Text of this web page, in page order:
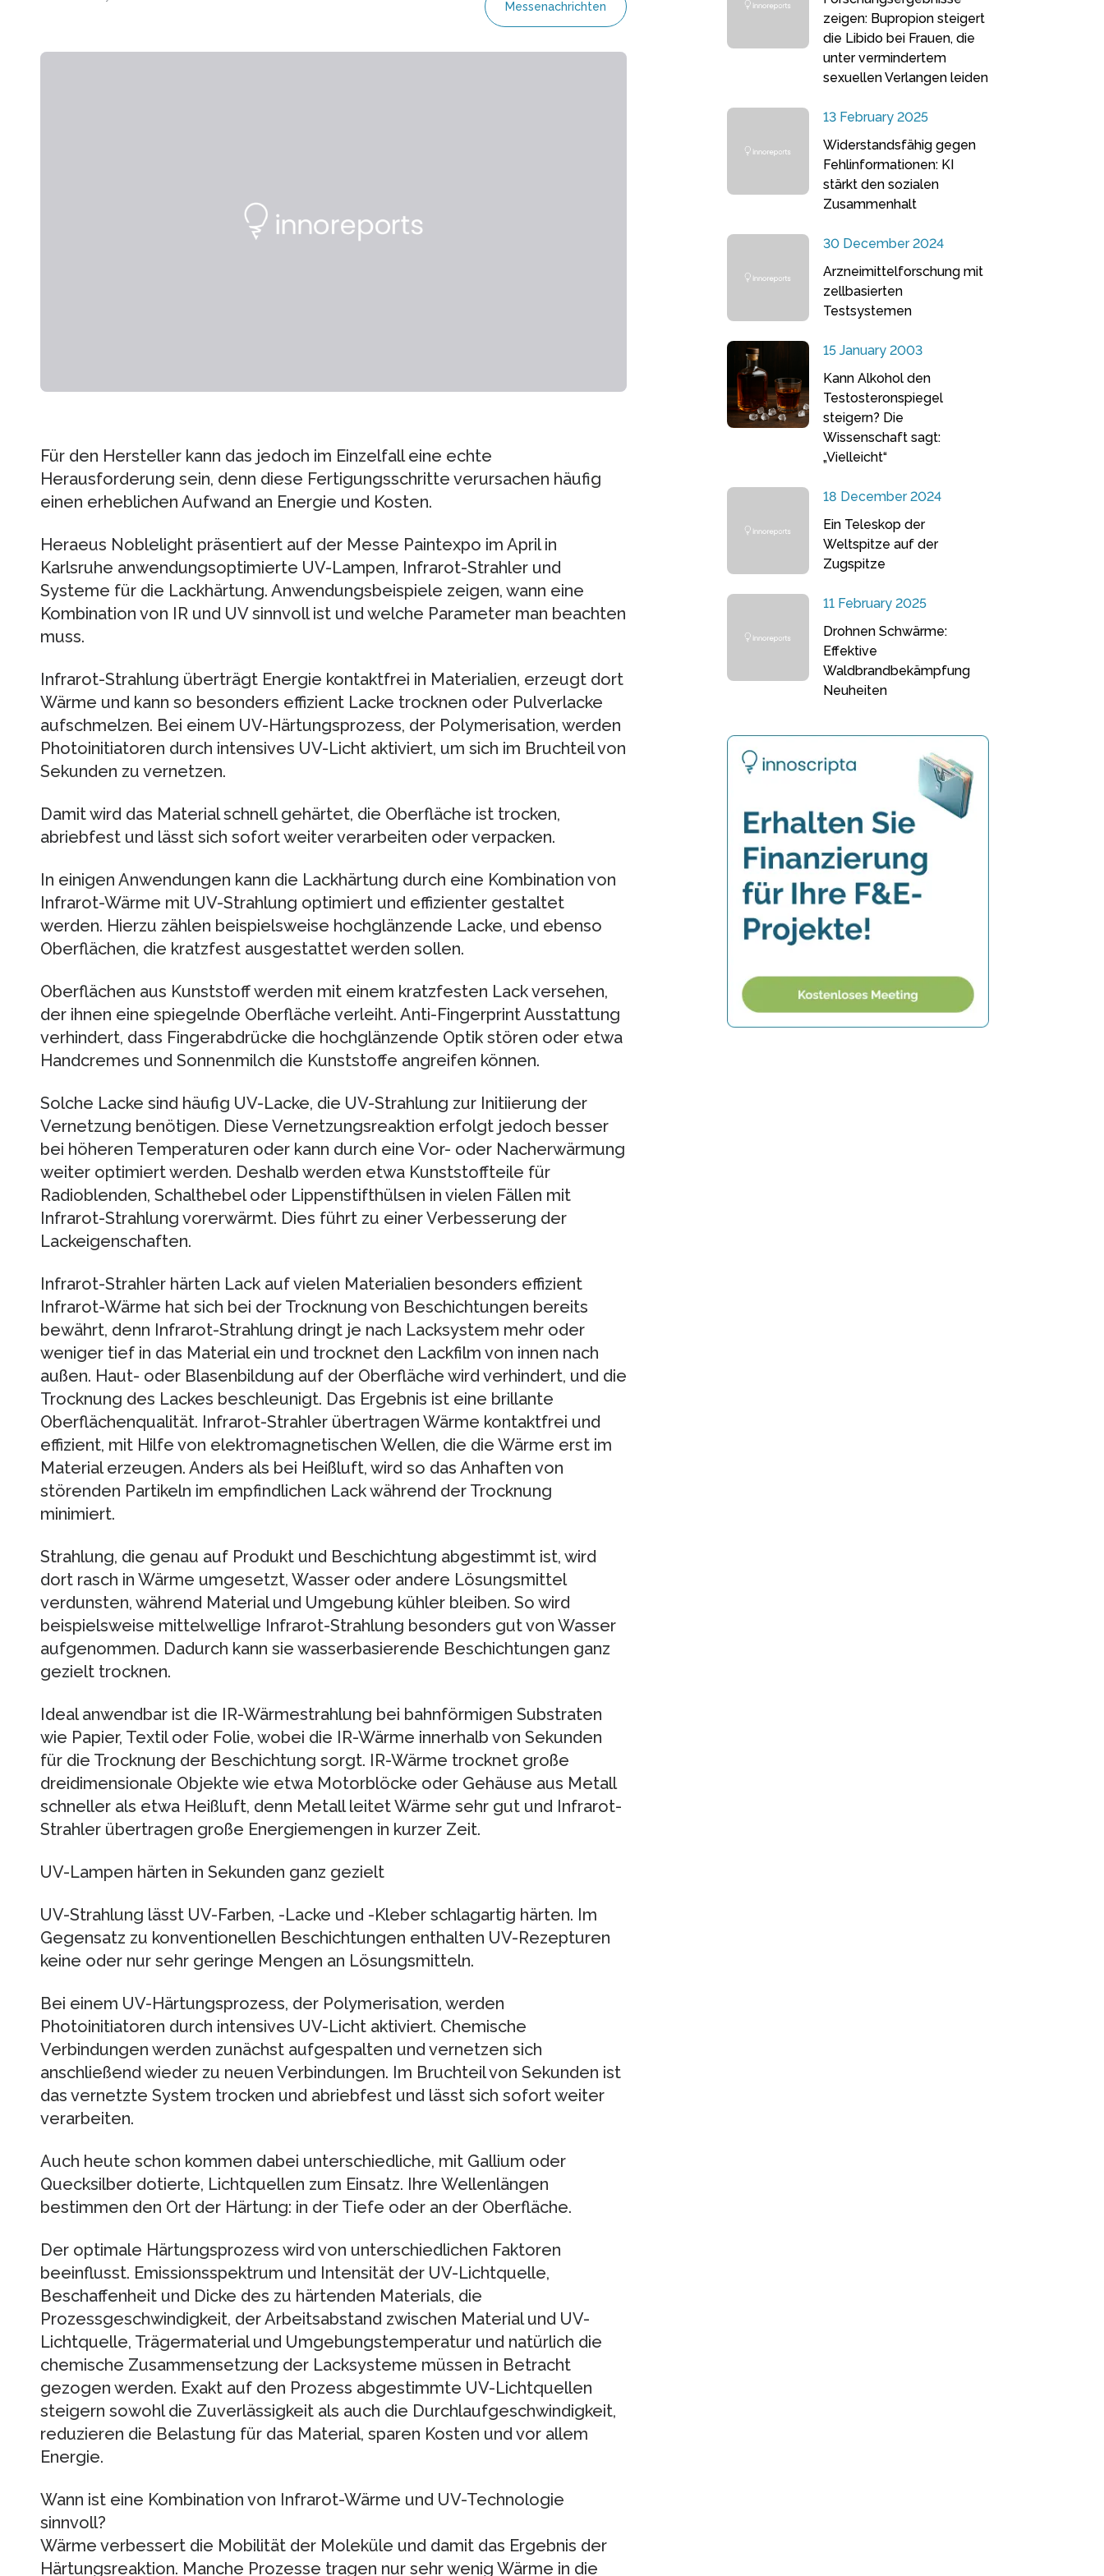
Messenachrichten
Für den Hersteller kann das jedoch im Einzelfall eine echte
Herausforderung sein, denn diese Fertigungsschritte verursachen häufig
einen erheblichen Aufwand an Energie und Kosten.
Heraeus Noblelight präsentiert auf der Messe Paintexpo im April in
Karlsruhe anwendungsoptimierte UV-Lampen, Infrarot-Strahler und
Systeme für die Lackhärtung. Anwendungsbeispiele zeigen, wann eine
Kombination von IR und UV sinnvoll ist und welche Parameter man beachten
muss.
Infrarot-Strahlung überträgt Energie kontaktfrei in Materialien, erzeugt dort
Wärme und kann so besonders effizient Lacke trocknen oder Pulverlacke
aufschmelzen. Bei einem UV-Härtungsprozess, der Polymerisation, werden
Photoinitiatoren durch intensives UV-Licht aktiviert, um sich im Bruchteil von
Sekunden zu vernetzen.
Damit wird das Material schnell gehärtet, die Oberfläche ist trocken,
abriebfest und lässt sich sofort weiter verarbeiten oder verpacken.
In einigen Anwendungen kann die Lackhärtung durch eine Kombination von
Infrarot-Wärme mit UV-Strahlung optimiert und effizienter gestaltet
werden. Hierzu zählen beispielsweise hochglänzende Lacke, und ebenso
Oberflächen, die kratzfest ausgestattet werden sollen.
Oberflächen aus Kunststoff werden mit einem kratzfesten Lack versehen,
der ihnen eine spiegelnde Oberfläche verleiht. Anti-Fingerprint Ausstattung
verhindert, dass Fingerabdrücke die hochglänzende Optik stören oder etwa
Handcremes und Sonnenmilch die Kunststoffe angreifen können.
Solche Lacke sind häufig UV-Lacke, die UV-Strahlung zur Initiierung der
Vernetzung benötigen. Diese Vernetzungsreaktion erfolgt jedoch besser
bei höheren Temperaturen oder kann durch eine Vor- oder Nacherwärmung
weiter optimiert werden. Deshalb werden etwa Kunststoffteile für
Radioblenden, Schalthebel oder Lippenstifthülsen in vielen Fällen mit
Infrarot-Strahlung vorerwärmt. Dies führt zu einer Verbesserung der
Lackeigenschaften.
Infrarot-Strahler härten Lack auf vielen Materialien besonders effizient
Infrarot-Wärme hat sich bei der Trocknung von Beschichtungen bereits
bewährt, denn Infrarot-Strahlung dringt je nach Lacksystem mehr oder
weniger tief in das Material ein und trocknet den Lackfilm von innen nach
außen. Haut- oder Blasenbildung auf der Oberfläche wird verhindert, und die
Trocknung des Lackes beschleunigt. Das Ergebnis ist eine brillante
Oberflächenqualität. Infrarot-Strahler übertragen Wärme kontaktfrei und
effizient, mit Hilfe von elektromagnetischen Wellen, die die Wärme erst im
Material erzeugen. Anders als bei Heißluft, wird so das Anhaften von
störenden Partikeln im empfindlichen Lack während der Trocknung
minimiert.
Strahlung, die genau auf Produkt und Beschichtung abgestimmt ist, wird
dort rasch in Wärme umgesetzt, Wasser oder andere Lösungsmittel
verdunsten, während Material und Umgebung kühler bleiben. So wird
beispielsweise mittelwellige Infrarot-Strahlung besonders gut von Wasser
aufgenommen. Dadurch kann sie wasserbasierende Beschichtungen ganz
gezielt trocknen.
Ideal anwendbar ist die IR-Wärmestrahlung bei bahnförmigen Substraten
wie Papier, Textil oder Folie, wobei die IR-Wärme innerhalb von Sekunden
für die Trocknung der Beschichtung sorgt. IR-Wärme trocknet große
dreidimensionale Objekte wie etwa Motorblöcke oder Gehäuse aus Metall
schneller als etwa Heißluft, denn Metall leitet Wärme sehr gut und Infrarot-
Strahler übertragen große Energiemengen in kurzer Zeit.
UV-Lampen härten in Sekunden ganz gezielt
UV-Strahlung lässt UV-Farben, -Lacke und -Kleber schlagartig härten. Im
Gegensatz zu konventionellen Beschichtungen enthalten UV-Rezepturen
keine oder nur sehr geringe Mengen an Lösungsmitteln.
Bei einem UV-Härtungsprozess, der Polymerisation, werden
Photoinitiatoren durch intensives UV-Licht aktiviert. Chemische
Verbindungen werden zunächst aufgespalten und vernetzen sich
anschließend wieder zu neuen Verbindungen. Im Bruchteil von Sekunden ist
das vernetzte System trocken und abriebfest und lässt sich sofort weiter
verarbeiten.
Auch heute schon kommen dabei unterschiedliche, mit Gallium oder
Quecksilber dotierte, Lichtquellen zum Einsatz. Ihre Wellenlängen
bestimmen den Ort der Härtung: in der Tiefe oder an der Oberfläche.
Der optimale Härtungsprozess wird von unterschiedlichen Faktoren
beeinflusst. Emissionsspektrum und Intensität der UV-Lichtquelle,
Beschaffenheit und Dicke des zu härtenden Materials, die
Prozessgeschwindigkeit, der Arbeitsabstand zwischen Material und UV-
Lichtquelle, Trägermaterial und Umgebungstemperatur und natürlich die
chemische Zusammensetzung der Lacksysteme müssen in Betracht
gezogen werden. Exakt auf den Prozess abgestimmte UV-Lichtquellen
steigern sowohl die Zuverlässigkeit als auch die Durchlaufgeschwindigkeit,
reduzieren die Belastung für das Material, sparen Kosten und vor allem
Energie.
Wann ist eine Kombination von Infrarot-Wärme und UV-Technologie
sinnvoll?
Wärme verbessert die Mobilität der Moleküle und damit das Ergebnis der
Härtungsreaktion. Manche Prozesse tragen nur sehr wenig Wärme in die
zeigen: Bupropion steigert
die Libido bei Frauen, die
unter vermindertem
sexuellen Verlangen leiden
13 February 2025
Widerstandsfähig gegen
Fehlinformationen: KI
stärkt den sozialen
Zusammenhalt
30 December 2024
Arzneimittelforschung mit
zellbasierten
Testsystemen
15 January 2003
Kann Alkohol den
Testosteronspiegel
steigern? Die
Wissenschaft sagt:
„Vielleicht“
18 December 2024
Ein Teleskop der
Weltspitze auf der
Zugspitze
11 February 2025
Drohnen Schwärme:
Effektive
Waldbrandbekämpfung
Neuheiten